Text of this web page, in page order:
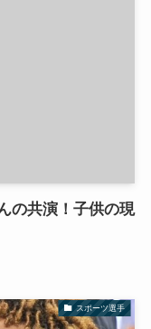
の共演！子供の現
スポーツ選手